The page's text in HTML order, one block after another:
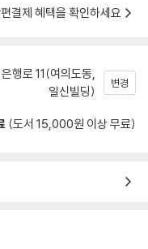
결제 혜택을 확인하세요
행로 11(여의도동,
일신빌딩)
변경
(도서 15,000원 이상 무료)